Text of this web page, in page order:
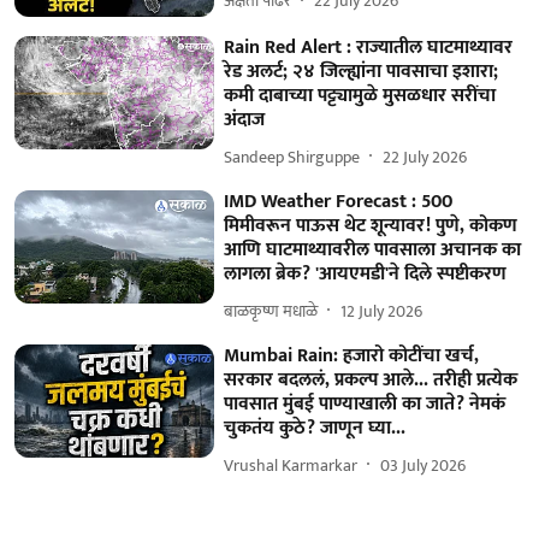
Rain Red Alert : राज्यातील घाटमाथ्यावर
रेड अलर्ट; २४ जिल्ह्यांना पावसाचा इशारा;
कमी दाबाच्या पट्ट्यामुळे मुसळधार सरींचा
अंदाज
Sandeep Shirguppe 22 July 2026
IMD Weather Forecast : 500
मिमीवरून पाऊस थेट शून्यावर! पुणे, कोकण
आणि घाटमाथ्यावरील पावसाला अचानक का
लागला ब्रेक? 'आयएमडी'ने दिले स्पष्टीकरण
बाळकृष्ण मधाळे 12 July 2026
Mumbai Rain: हजारो कोटींचा खर्च,
सरकार बदललं, प्रकल्प आले... तरीही प्रत्येक
पावसात मुंबई पाण्याखाली का जाते? नेमकं
चुकतंय कुठे? जाणून घ्या...
Vrushal Karmarkar 03 July 2026